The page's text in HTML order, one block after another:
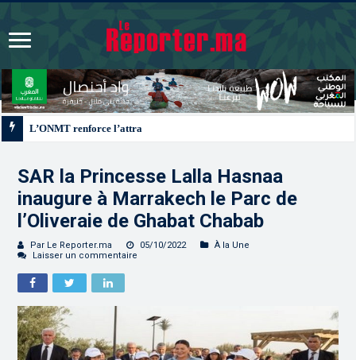
SAR la Princesse Lalla Hasnaa
inaugure à Marrakech le Parc de
l’Oliveraie de Ghabat Chabab
Par Le Reporter.ma 05/10/2022
À la Une
Laisser un commentaire